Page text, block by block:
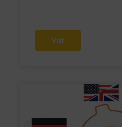
Voir